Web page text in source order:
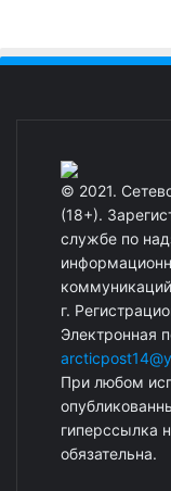
© 2021.
(18+).
службе по
г.
Электронная
При любом
гиперссылка
обязательна.